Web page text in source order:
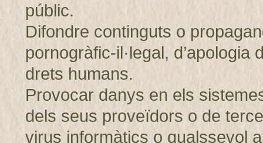
públic.
Difondre continguts o
pornogràfic-il·legal,
drets humans.
Provocar danys en els
dels seus proveïdors o de
virus informàtics o qualssevol